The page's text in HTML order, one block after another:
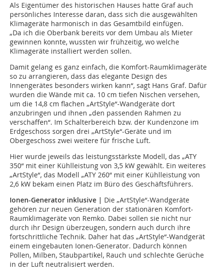
Als Eigentümer des historischen Hauses hatte Graf auch
persönliches Interesse daran, dass sich die ausgewählten
Klimageräte harmonisch in das Gesamtbild einfügen.
„Da ich die Oberbank bereits vor dem Umbau als Mieter
gewinnen konnte, wussten wir frühzeitig, wo welche
Klimageräte installiert werden sollen.
Damit gelang es ganz einfach, die Komfort-Raumklimageräte
so zu arrangieren, dass das elegante Design des
Innengerätes besonders wirken kann“, sagt Hans Graf. Dafür
wurden die Wände mit ca. 10 cm tiefen Nischen versehen,
um die 14,8 cm flachen „ArtStyle“-Wandgeräte dort
anzubringen und ihnen „den passenden Rahmen zu
verschaffen“. Im Schalterbereich bzw. der Kundenzone im
Erdgeschoss sorgen drei „ArtStyle“-Geräte und im
Obergeschoss zwei weitere für frische Luft.
Hier wurde jeweils das leistungsstärkste Modell, das „ATY
350“ mit einer Kühlleistung von 3,5 kW gewählt. Ein weiteres
„ArtStyle“, das Modell „ATY 260“ mit einer Kühlleistung von
2,6 kW bekam einen Platz im Büro des Geschäftsführers.
Ionen-Generator inklusive | Die „ArtStyle“-Wandgeräte
gehören zur neuen Generation der stationären Komfort-
Raumklimageräte von Remko. Dabei sollen sie nicht nur
durch ihr Design überzeugen, sondern auch durch ihre
fortschrittliche Technik. Daher hat das „ArtStyle“-Wandgerät
einem eingebauten Ionen-Generator. Dadurch können
Pollen, Milben, Staub­partikel, Rauch und schlechte Gerüche
in der Luft neutralisiert werden.